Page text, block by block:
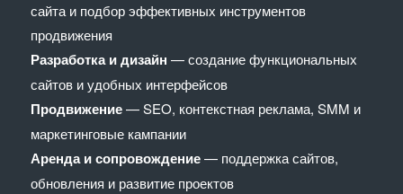
сайта и подбор эффективных инструментов
продвижения
Разработка и дизайн — создание функциональных
сайтов и удобных интерфейсов
Продвижение— SEO, контекстная реклама, SMM и
маркетинговые кампании
Аренда и сопровождение— поддержка сайтов,
обновления и развитие проектов